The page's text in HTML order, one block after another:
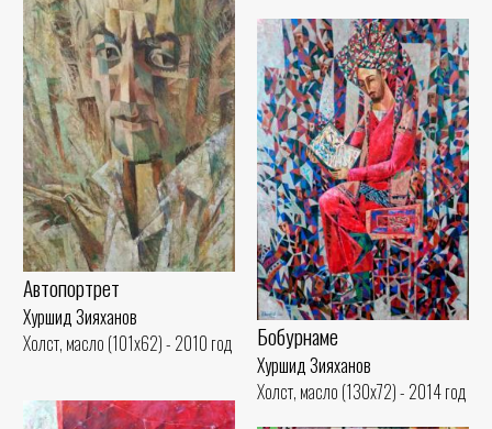
Автопортрет
Хуршид Зияханов
Холст, масло (101x62) - 2010 год
Бобурнаме
Хуршид Зияханов
Холст, масло (130x72) - 2014 год